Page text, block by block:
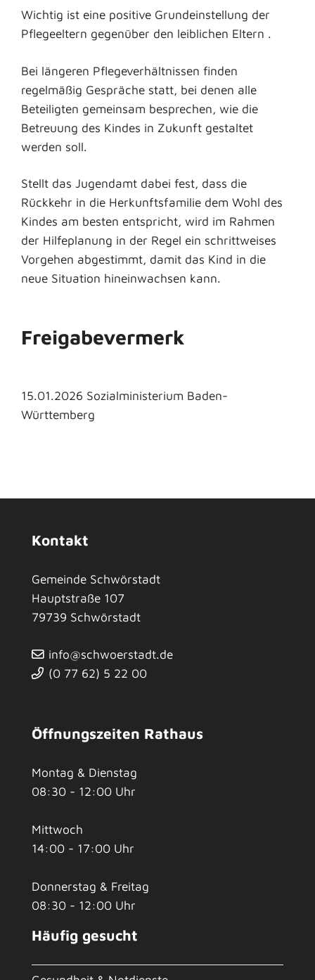
Wichtig ist eine positive Grundeinstellung der
Pflegeeltern gegenüber den leiblichen Eltern .
Bei längeren Pflegeverhältnissen finden
regelmäßig Gespräche statt, bei denen alle
Beteiligten gemeinsam besprechen, wie die
Betreuung des Kindes in Zukunft gestaltet
werden soll.
Stellt das Jugendamt dabei fest, dass die
Rückkehr in die Herkunftsfamilie dem Wohl des
Kindes am besten entspricht, wird im Rahmen
der Hilfeplanung in der Regel ein schrittweises
Vorgehen abgestimmt, damit das Kind in die
neue Situation hineinwachsen kann.
Freigabevermerk
15.01.2026 Sozialministerium Baden-
Württemberg
Kontakt
Gemeinde Schwörstadt
Hauptstraße 107
79739 Schwörstadt
info@schwoerstadt.de
(0 77 62) 5 22 00
Öffnungszeiten Rathaus
Montag & Dienstag
08:30 - 12:00 Uhr
Mittwoch
14:00 - 17:00 Uhr
Donnerstag & Freitag
08:30 - 12:00 Uhr
Häufig gesucht